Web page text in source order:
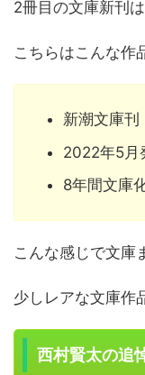
2冊目の文庫新刊は
こちらはこんな作
新潮文庫刊
2022年5月
8年間文庫
こんな感じで文庫
少しレアな文庫作
西村賢太の追